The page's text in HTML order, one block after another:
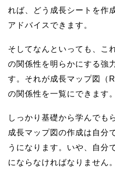
れば、どう成長シートを作
アドバイスできます。
そしてなんといっても、こ
の関係性を明らかにする強
す。それが成長マップ図（
の関係性を一覧にできます。
しっかり基礎から学んでも
成長マップ図の作成は自分
うになります。いや、自分
にならなければなりません